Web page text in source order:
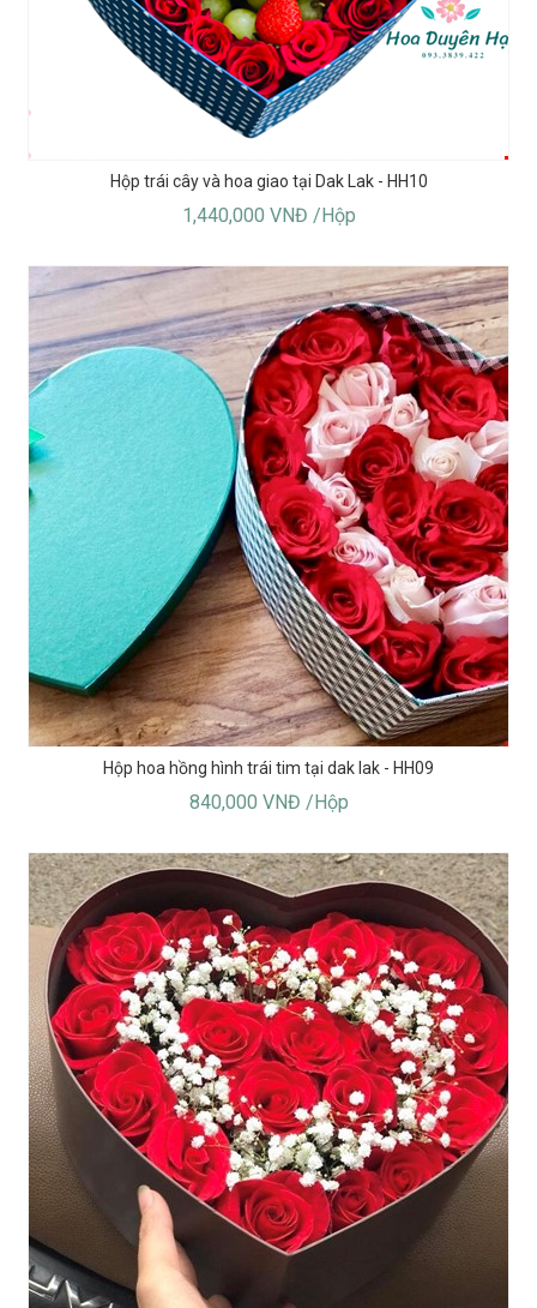
Hộp trái cây và hoa giao tại Dak Lak - HH10
1,440,000 VNĐ /Hộp
Hộp hoa hồng hình trái tim tại dak lak - HH09
840,000 VNĐ /Hộp